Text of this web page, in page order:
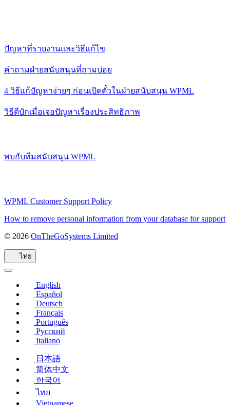
ปัญหาที่รายงานและวิธีแก้ไข
คำถามฝ่ายสนับสนุนที่ถามบ่อย
4 วิธีแก้ปัญหาง่ายๆ ก่อนเปิดตั๋วในฝ่ายสนับสนุน WPML
วิธีดีบักเมื่อเจอปัญหาเรื่องประสิทธิภาพ
พบกับทีมสนับสนุน WPML
WPML Customer Support Policy
How to remove personal information from your database for support
© 2026 OnTheGoSystems Limited(เปิด
ไทย
English
Español
Deutsch
Français
Português
Русский
Italiano
日本語
简体中文
한국어
ไทย